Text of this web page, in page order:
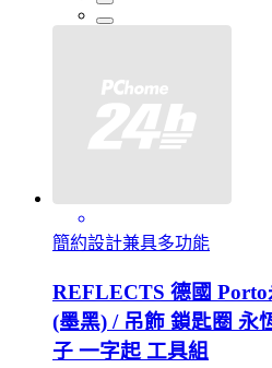
簡約設計兼具多功能
REFLECTS 德國
(墨黑) / 吊飾 鎖匙圈 永
子 一字起 工具組